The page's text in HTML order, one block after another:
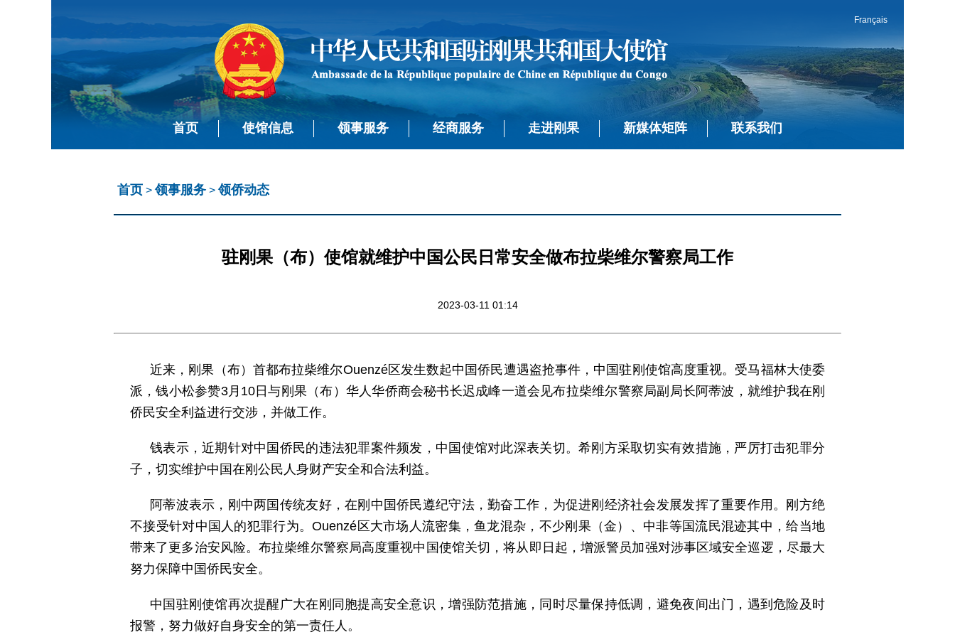
Français
首页 使馆信息 领事服务 经商服务 走进刚果 新媒体矩阵 联系我们
首页 >领事服务 >领侨动态
驻刚果（布）使馆就维护中国公民日常安全做布拉柴维尔警察局工作
2023-03-11 01:14
近来，刚果（布）首都布拉柴维尔Ouenzé区发生数起中国侨民遭遇盗抢事件，中国驻刚使馆高度重视。受马福林大使委
派，钱小松参赞3月10日与刚果（布）华人华侨商会秘书长迟成峰一道会见布拉柴维尔警察局副局长阿蒂波，就维护我在刚
侨民安全利益进行交涉，并做工作。
钱表示，近期针对中国侨民的违法犯罪案件频发，中国使馆对此深表关切。希刚方采取切实有效措施，严厉打击犯罪分
子，切实维护中国在刚公民人身财产安全和合法利益。
阿蒂波表示，刚中两国传统友好，在刚中国侨民遵纪守法，勤奋工作，为促进刚经济社会发展发挥了重要作用。刚方绝
不接受针对中国人的犯罪行为。Ouenzé区大市场人流密集，鱼龙混杂，不少刚果（金）、中非等国流民混迹其中，给当地
带来了更多治安风险。布拉柴维尔警察局高度重视中国使馆关切，将从即日起，增派警员加强对涉事区域安全巡逻，尽最大
努力保障中国侨民安全。
中国驻刚使馆再次提醒广大在刚同胞提高安全意识，增强防范措施，同时尽量保持低调，避免夜间出门，遇到危险及时
报警，努力做好自身安全的第一责任人。